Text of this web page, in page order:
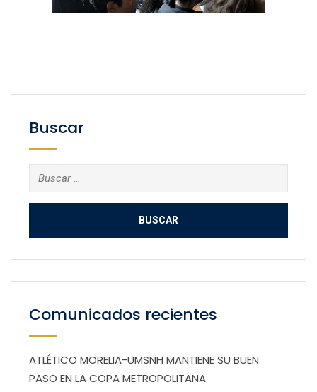
Buscar
Buscar:
Comunicados recientes
ATLÉTICO MORELIA-UMSNH MANTIENE SU BUEN
PASO EN LA COPA METROPOLITANA